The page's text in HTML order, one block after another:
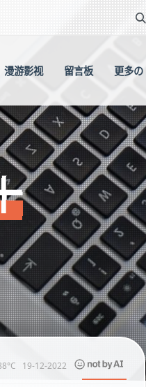
漫游影视 留言板 更多の
19-12-2022